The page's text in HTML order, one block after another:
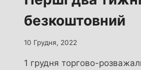
безкоштовний
10 Грудня, 2022
1 грудня торгово-